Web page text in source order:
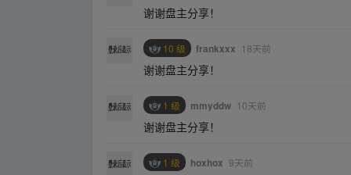
谢谢盘主分享！
10 级 frankxxx 18天前
谢谢盘主分享！
1 级 mmyddw 10天前
谢谢盘主分享！
1 级 hoxhox 9天前